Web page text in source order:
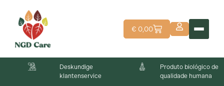
€ 0,00
Deskundige
klantenservice
Produto biológico de
qualidade humana